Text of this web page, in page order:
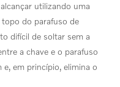
utilizando uma
topo do parafuso de
difícil de soltar sem a
a chave e o parafuso
em princípio, elimina o